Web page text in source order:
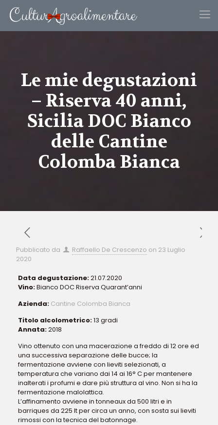
Le mie degustazioni
– Riserva 40 anni,
Sicilia DOC Bianco
delle Cantine
Colomba Bianca
Pubblicato da Raffaello De Crescenzo on 23 Luglio
2020
Data degustazione:21.07.2020
Vino:Bianco DOC Riserva Quarant’anni
Azienda: Cantine Colomba Bianca
Titolo alcolometrico:13 gradi
Annata:2018
Vino ottenuto con una macerazione a freddo di 12 ore ed
una successiva separazione delle bucce; la
fermentazione avviene con lieviti selezionati, a
temperatura che variano dai 14 ai 16° C per mantenere
inalterati i profumi e dare più struttura al vino. Non si ha la
fermentazione malolattica.
L’affinamento avviene in tonneaux da 500 litri e in
barriques da 225 lt per circa un anno, con sosta sui lieviti
rimossi con la tecnica del batonnage.